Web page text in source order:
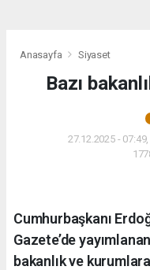
Anasayfa Siyaset
Bazı
27.12.2025 -
Cumhurbaşkanı
Gazete’de
bakanlık ve